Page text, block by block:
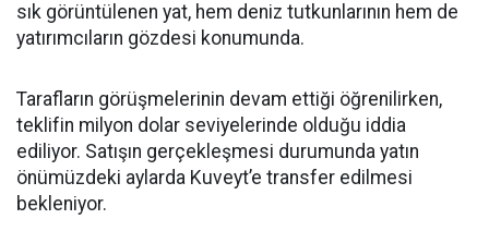
sık görüntülenen yat, hem deniz tutkunlarının hem de
yatırımcıların gözdesi konumunda.
Tarafların görüşmelerinin devam ettiği öğrenilirken,
teklifin milyon dolar seviyelerinde olduğu iddia
ediliyor. Satışın gerçekleşmesi durumunda yatın
önümüzdeki aylarda Kuveyt’e transfer edilmesi
bekleniyor.